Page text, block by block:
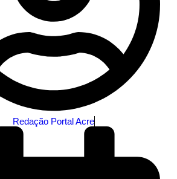
Redação Portal Acre